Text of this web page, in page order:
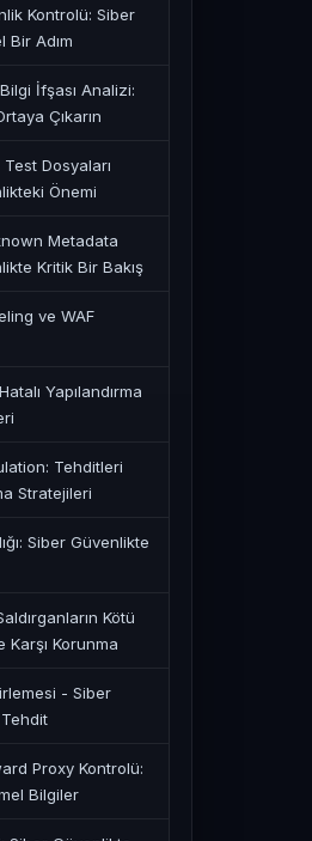
Kontrolü: Siber
Bir Adım
İfşası Analizi:
Çıkarın
Dosyaları
Önemi
Metadata
Kritik Bir Bakış
ve WAF
Yapılandırma
Tehditleri
Stratejileri
Siber Güvenlikte
Kötü
Karşı Korunma
- Siber
Proxy Kontrolü:
Bilgiler